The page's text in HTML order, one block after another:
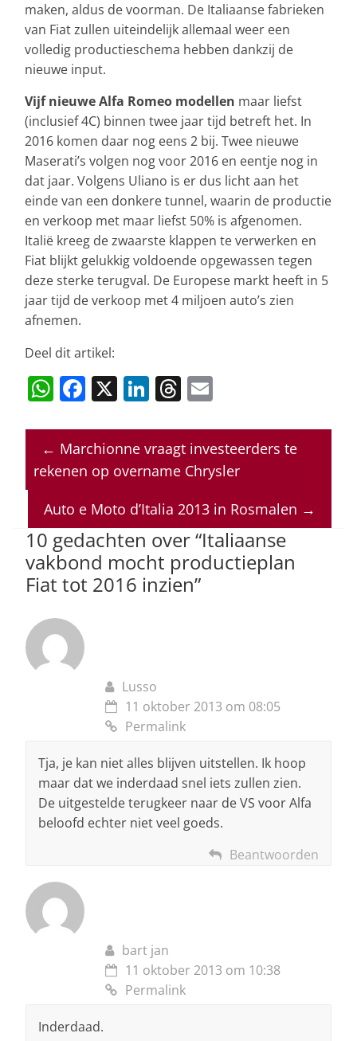
maken, aldus de voorman. De Italiaanse fabrieken
van Fiat zullen uiteindelijk allemaal weer een
volledig productieschema hebben dankzij de
nieuwe input.
Vijf nieuwe Alfa Romeo modellen maar liefst
(inclusief 4C) binnen twee jaar tijd betreft het. In
2016 komen daar nog eens 2 bij. Twee nieuwe
Maserati’s volgen nog voor 2016 en eentje nog in
dat jaar. Volgens Uliano is er dus licht aan het
einde van een donkere tunnel, waarin de productie
en verkoop met maar liefst 50% is afgenomen.
Italië kreeg de zwaarste klappen te verwerken en
Fiat blijkt gelukkig voldoende opgewassen tegen
deze sterke terugval. De Europese markt heeft in 5
jaar tijd de verkoop met 4 miljoen auto’s zien
afnemen.
Deel dit artikel:
W
at
s
p
p
F
c
e
o
o
k
X Li
k
e
n
T
re
a
s
ai
l
← Marchionne vraagt investeerders te
rekenen op overname Chrysler
Auto e Moto d’Italia 2013 in Rosmalen →
10 gedachten over “Italiaanse
vakbond mocht productieplan
Fiat tot 2016 inzien”
Lusso
11 oktober 2013 om 08:05
Permalink
Tja, je kan niet alles blijven uitstellen. Ik hoop
maar dat we inderdaad snel iets zullen zien.
De uitgestelde terugkeer naar de VS voor Alfa
beloofd echter niet veel goeds.
Beantwoorden
bart jan
11 oktober 2013 om 10:38
Permalink
Inderdaad.